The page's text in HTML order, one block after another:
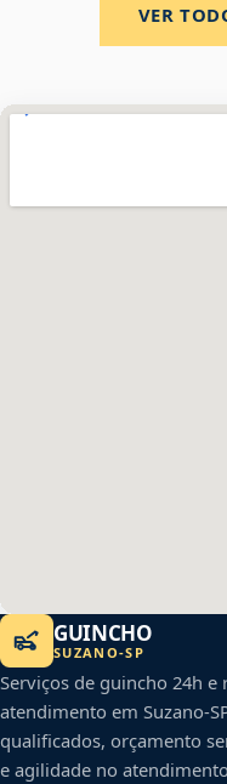
VER
GUINCHO
SUZANO-SP
Serviços de guincho 24h e
atendimento em Suzano-SP
qualificados, orçamento
e agilidade no